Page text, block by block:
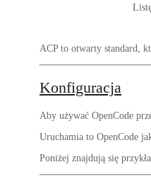
ACP to otwarty standard,
Konfiguracja
Aby używać OpenCode
Uruchamia to OpenCode
Poniżej znajdują się